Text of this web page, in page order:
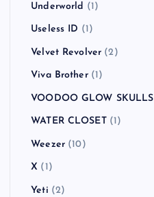
Underworld (1)
Useless ID (1)
Velvet Revolver (2)
Viva Brother(1)
VOODOO GLOW SKULLS
WATER CLOSET(1)
Weezer(10)
X (1)
Yeti (2)